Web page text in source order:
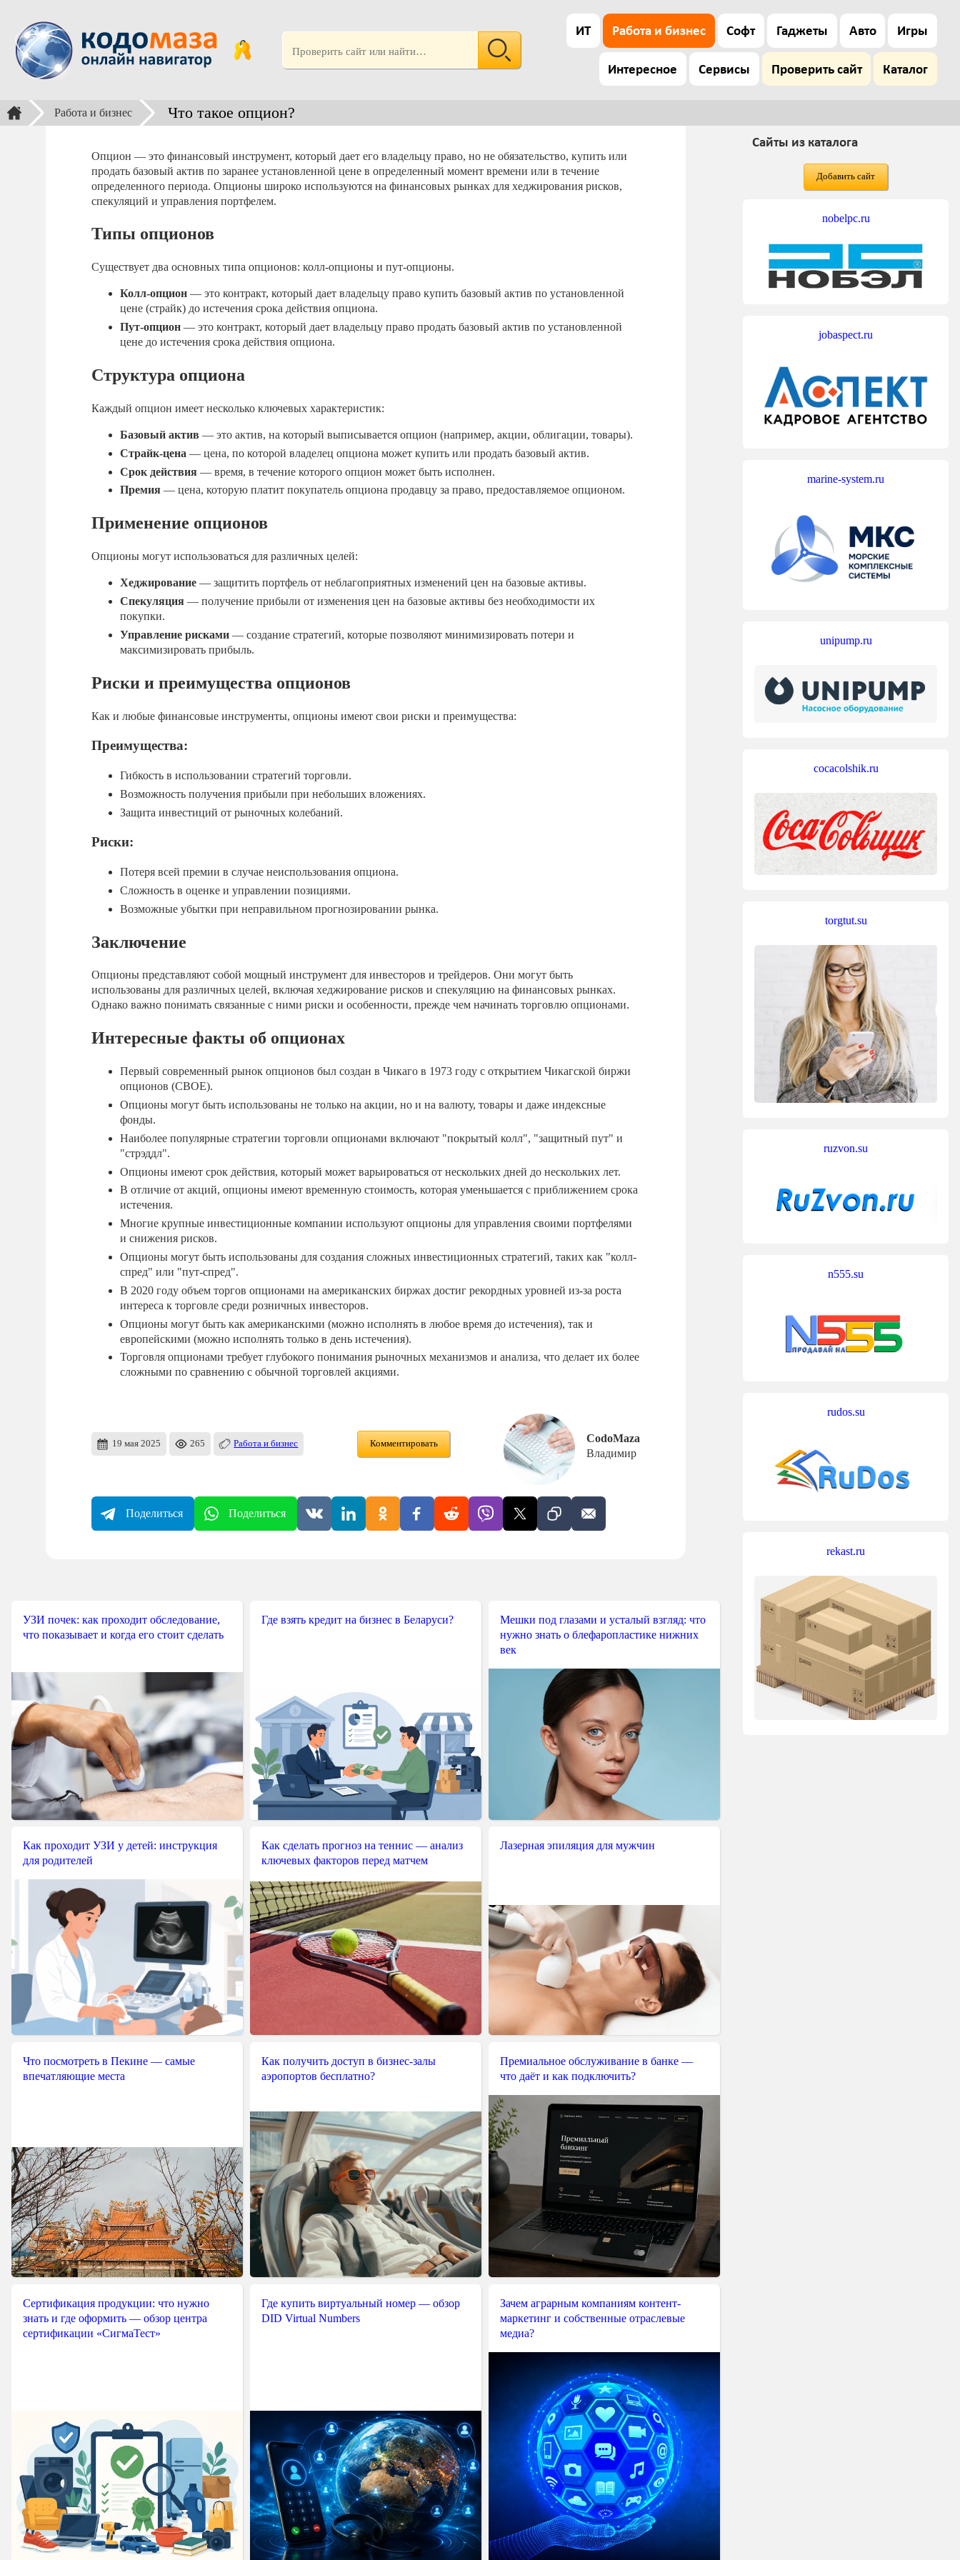
ИТ Работа и бизнес Софт Гаджеты Авто Игры
Интересное Сервисы Проверить сайт Каталог
Работа и бизнес Что такое опцион?
Опцион — это финансовый инструмент, который дает его владельцу право, но не обязательство, купить или
продать базовый актив по заранее установленной цене в определенный момент времени или в течение
определенного периода. Опционы широко используются на финансовых рынках для хеджирования рисков,
спекуляций и управления портфелем.
Типы опционов
Существует два основных типа опционов: колл-опционы и пут-опционы.
Колл-опцион — это контракт, который дает владельцу право купить базовый актив по установленной
цене (страйк) до истечения срока действия опциона.
Пут-опцион — это контракт, который дает владельцу право продать базовый актив по установленной
цене до истечения срока действия опциона.
Структура опциона
Каждый опцион имеет несколько ключевых характеристик:
Базовый актив — это актив, на который выписывается опцион (например, акции, облигации, товары).
Страйк-цена — цена, по которой владелец опциона может купить или продать базовый актив.
Срок действия — время, в течение которого опцион может быть исполнен.
Премия — цена, которую платит покупатель опциона продавцу за право, предоставляемое опционом.
Применение опционов
Опционы могут использоваться для различных целей:
Хеджирование — защитить портфель от неблагоприятных изменений цен на базовые активы.
Спекуляция — получение прибыли от изменения цен на базовые активы без необходимости их
покупки.
Управление рисками — создание стратегий, которые позволяют минимизировать потери и
максимизировать прибыль.
Риски и преимущества опционов
Как и любые финансовые инструменты, опционы имеют свои риски и преимущества:
Преимущества:
Гибкость в использовании стратегий торговли.
Возможность получения прибыли при небольших вложениях.
Защита инвестиций от рыночных колебаний.
Риски:
Потеря всей премии в случае неиспользования опциона.
Сложность в оценке и управлении позициями.
Возможные убытки при неправильном прогнозировании рынка.
Заключение
Опционы представляют собой мощный инструмент для инвесторов и трейдеров. Они могут быть
использованы для различных целей, включая хеджирование рисков и спекуляцию на финансовых рынках.
Однако важно понимать связанные с ними риски и особенности, прежде чем начинать торговлю опционами.
Интересные факты об опционах
Первый современный рынок опционов был создан в Чикаго в 1973 году с открытием Чикагской биржи
опционов (CBOE).
Опционы могут быть использованы не только на акции, но и на валюту, товары и даже индексные
фонды.
Наиболее популярные стратегии торговли опционами включают "покрытый колл", "защитный пут" и
"стрэддл".
Опционы имеют срок действия, который может варьироваться от нескольких дней до нескольких лет.
В отличие от акций, опционы имеют временную стоимость, которая уменьшается с приближением срока
истечения.
Многие крупные инвестиционные компании используют опционы для управления своими портфелями
и снижения рисков.
Опционы могут быть использованы для создания сложных инвестиционных стратегий, таких как "колл-
спред" или "пут-спред".
В 2020 году объем торгов опционами на американских биржах достиг рекордных уровней из-за роста
интереса к торговле среди розничных инвесторов.
Опционы могут быть как американскими (можно исполнять в любое время до истечения), так и
европейскими (можно исполнять только в день истечения).
Торговля опционами требует глубокого понимания рыночных механизмов и анализа, что делает их более
сложными по сравнению с обычной торговлей акциями.
19 мая 2025 265 Работа и бизнес Комментировать
CodoMaza
Владимир
Поделиться Поделиться
УЗИ почек: как проходит обследование,
что показывает и когда его стоит сделать
Где взять кредит на бизнес в Беларуси?
Мешки под глазами и усталый взгляд: что
нужно знать о блефаропластике нижних
век
Как проходит УЗИ у детей: инструкция
для родителей
Как сделать прогноз на теннис — анализ
ключевых факторов перед матчем
Лазерная эпиляция для мужчин
Что посмотреть в Пекине — самые
впечатляющие места
Как получить доступ в бизнес-залы
аэропортов бесплатно?
Премиальное обслуживание в банке —
что даёт и как подключить?
Сертификация продукции: что нужно
знать и где оформить — обзор центра
сертификации «СигмаТест»
Где купить виртуальный номер — обзор
DID Virtual Numbers
Зачем аграрным компаниям контент-
маркетинг и собственные отраслевые
медиа?
Сайты из каталога
Добавить сайт
nobelpc.ru
jobaspect.ru
marine-system.ru
unipump.ru
cocacolshik.ru
torgtut.su
ruzvon.su
n555.su
rudos.su
rekast.ru